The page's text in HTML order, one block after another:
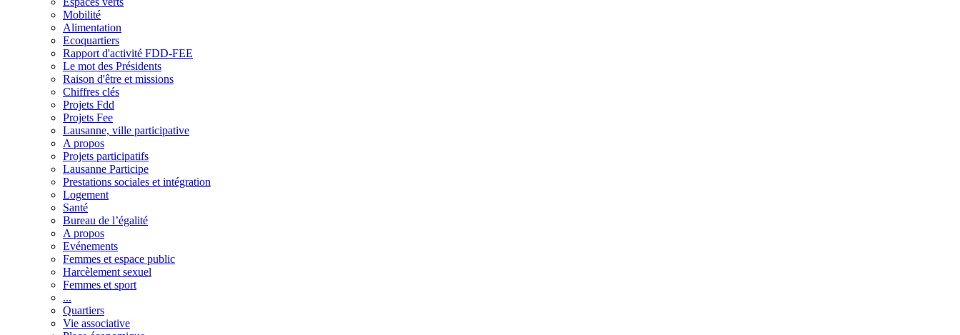
Mobilité
Alimentation
Ecoquartiers
Rapport d'activité FDD-FEE
Le mot des Présidents
Raison d'être et missions
Chiffres clés
Projets Fdd
Projets Fee
Lausanne, ville participative
A propos
Projets participatifs
Lausanne Participe
Prestations sociales et intégration
Logement
Santé
Bureau de l’égalité
A propos
Evénements
Femmes et espace public
Harcèlement sexuel
Femmes et sport
...
Quartiers
Vie associative